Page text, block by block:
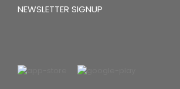
NEWSLETTER SIGNUP